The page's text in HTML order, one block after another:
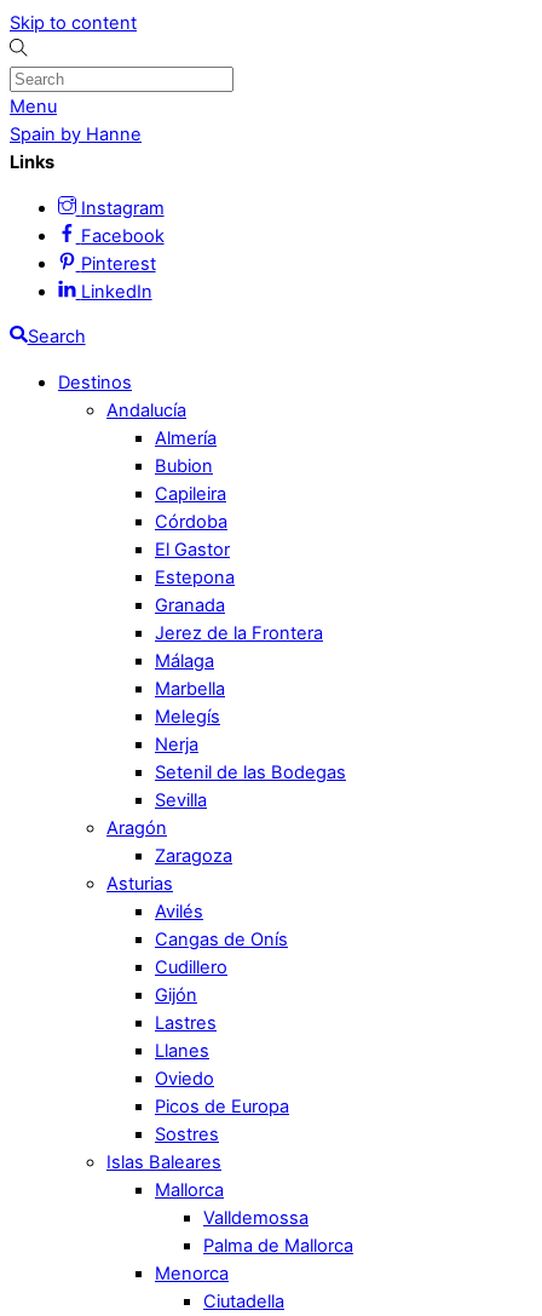
Skip to content
Menu
Spain by Hanne
Links
Instagram
Facebook
Pinterest
LinkedIn
Search
Destinos
Andalucía
Almería
Bubion
Capileira
Córdoba
El Gastor
Estepona
Granada
Jerez de la Frontera
Málaga
Marbella
Melegís
Nerja
Setenil de las Bodegas
Sevilla
Aragón
Zaragoza
Asturias
Avilés
Cangas de Onís
Cudillero
Gijón
Lastres
Llanes
Oviedo
Picos de Europa
Sostres
Islas Baleares
Mallorca
Valldemossa
Palma de Mallorca
Menorca
Ciutadella